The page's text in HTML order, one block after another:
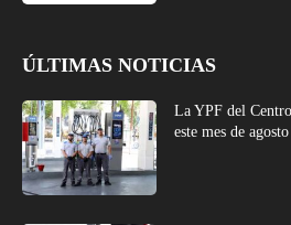
ÚLTIMAS NOTICIAS
La YPF del
este mes de agosto